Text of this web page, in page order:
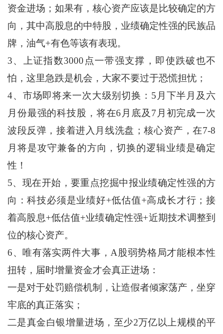
资金进场；如果有，核心资产应该是比较确定的方
向，其中高股息的中特股，业绩确定性强的民族品
牌，油气+有色等该有表现。
3、上证指数3000点一带强支撑，即使跌破也不
怕，这里急跌是机会，大家不要过于恐慌担忧；
4、市场即将来一次大级别切换：5月下半月及六
月份最强的科技股，将在6月底及7月初完成一次
波段反弹，接着进入月线洗盘；核心资产，在7-8
月将是攻守兼备的方向，切换的逻辑业绩是确定
性！
5、现在开始，要重点挖掘中报业绩确定性强的方
向：科技必须是业绩好+低估值+高成长才行；接
着高股息+低估值+业绩确定性强+近期技术调整到
位的核心资产。
6、唯有落实两件大事，A股弱势格局才能根本性
扭转，届时增量资金才会真正进场：
一是对于处罚赔偿机制，让造假者倾家荡产，坐穿
牢底的真正落实；
二是真金白银增量进场，至少2万亿以上规模的平